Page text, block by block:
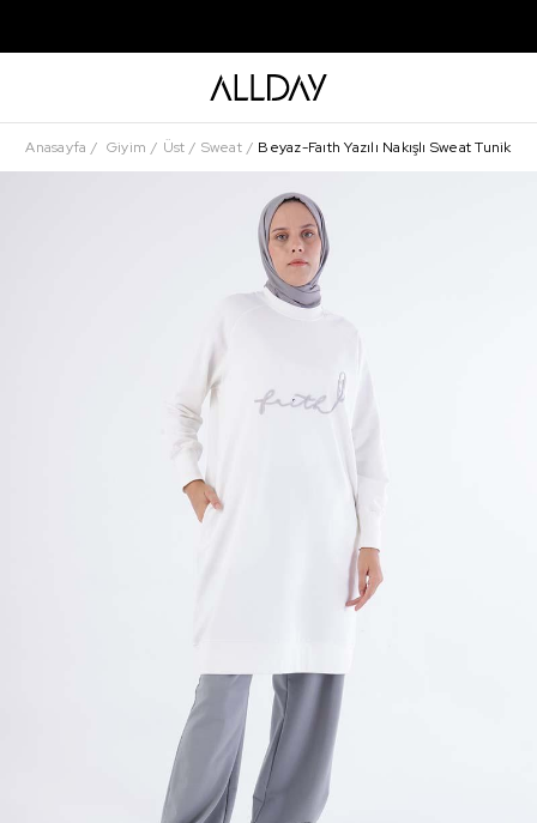
Anasayfa Giyim Üst Sweat Beyaz-Faıth Yazılı Nakışlı Sweat Tunik